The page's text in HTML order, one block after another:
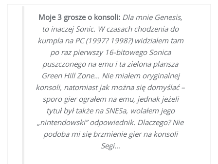
Moje 3 grosze o konsoli: Dla mnie Genesis,
to inaczej Sonic. W czasach chodzenia do
kumpla na PC (1997? 1998?) widziałem tam
po raz pierwszy 16-bitowego Sonica
puszczonego na emu i ta zielona plansza
Green Hill Zone… Nie miałem oryginalnej
konsoli, natomiast jak można się domyślać –
sporo gier ograłem na emu, jednak jeżeli
tytuł był także na SNESa, wolałem jego
„nintendowski” odpowiednik. Dlaczego? Nie
podoba mi się brzmienie gier na konsoli
Segi…